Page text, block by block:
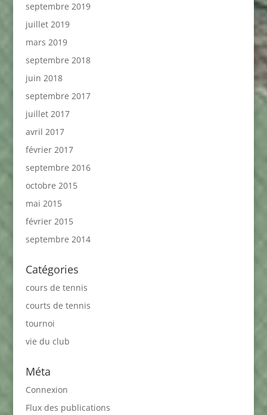
septembre 2019
juillet 2019
mars 2019
septembre 2018
juin 2018
septembre 2017
juillet 2017
avril 2017
février 2017
septembre 2016
octobre 2015
mai 2015
février 2015
septembre 2014
Catégories
cours de tennis
courts de tennis
tournoi
vie du club
Méta
Connexion
Flux des publications